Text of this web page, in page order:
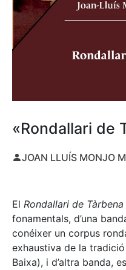
«Rondallari de
JOAN LLUÍS MONJO
El Rondallari de Tàrbena
fonamentals, d’una
conéixer un corpus
exhaustiva de la
Baixa), i d’altra banda,